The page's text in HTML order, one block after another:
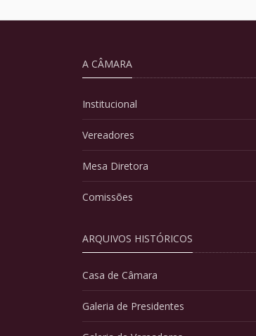
A CÂMARA
Institucional
Vereadores
Mesa Diretora
Comissões
ARQUIVOS HISTÓRICOS
Casa de Câmara
Galeria de Presidentes